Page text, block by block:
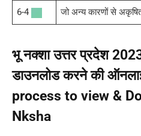
6-4 जो अन्य कारणों से
भू नक्शा उत्तर प्रदेश
डाउनलोड करने की
process to view &
Nksha